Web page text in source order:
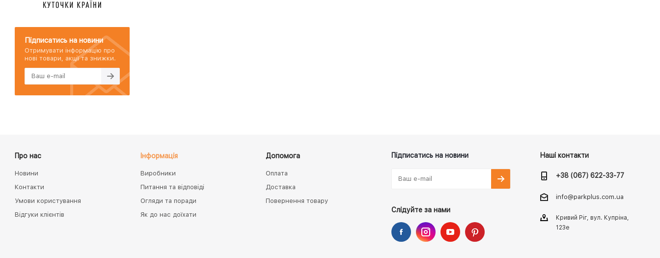
Підписатись на новини
Отримувати інформацію про
нові товари, акції та знижки.
Про нас
Новини
Контакти
Умови користування
Відгуки клієнтів
Інформація
Виробники
Питання та відповіді
Огляди та поради
Як до нас доїхати
Допомога
Оплата
Доставка
Повернення товару
Підписатись на новини
Слідуйте за нами
Наші контакти
+38 (067) 622-33-77
info@parkplus.com.ua
Кривий Ріг, вул. Купріна,
123е